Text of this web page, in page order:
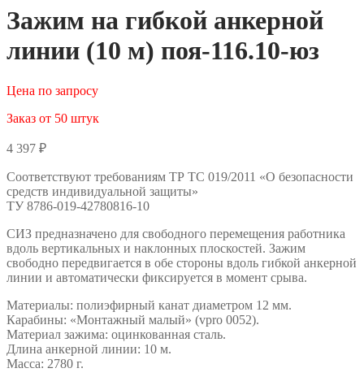
Зажим на гибкой анкерной
линии (10 м) поя-116.10-юз
Цена по запросу
Заказ от 50 штук
4 397 ₽
Соответствуют требованиям ТР ТС 019/2011 «О безопасности
средств индивидуальной защиты»
ТУ 8786-019-42780816-10
СИЗ предназначено для свободного перемещения работника
вдоль вертикальных и наклонных плоскостей. Зажим
свободно передвигается в обе стороны вдоль гибкой анкерной
линии и автоматически фиксируется в момент срыва.
Материалы: полиэфирный канат диаметром 12 мм.
Карабины: «Монтажный малый» (vpro 0052).
Материал зажима: оцинкованная сталь.
Длина анкерной линии: 10 м.
Масса: 2780 г.